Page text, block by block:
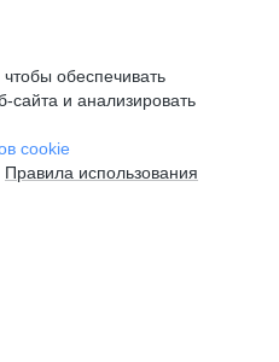
обеспечивать
сайта и анализировать
cookie
Правила использования